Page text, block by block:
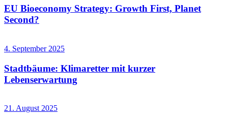
EU Bioeconomy Strategy: Growth First, Planet
Second?
4. September 2025
Stadtbäume: Klimaretter mit kurzer
Lebenserwartung
21. August 2025